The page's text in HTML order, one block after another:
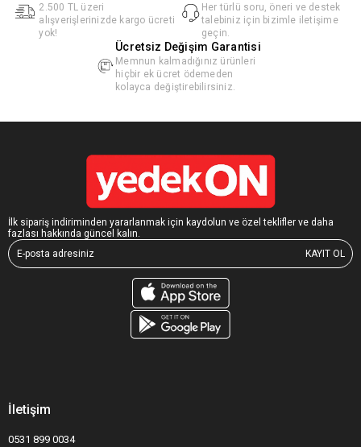
2.500 TL üzeri
alışverişlerinizde kargo ücreti
yok!
Her türlü soru, öneri ve destek
talebiniz için bizimle iletişime
geçin.
Ücretsiz Değişim Garantisi
Memnun kalmadığınız ürünleri
hiçbir ek ücret ödemeden
kolayca değiştirebilirsiniz.
İlk sipariş indiriminden yararlanmak için kaydolun ve özel teklifler ve daha
fazlası hakkında güncel kalın.
KAYIT OL
İletişim
0531 899 0034